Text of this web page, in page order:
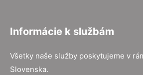
Informácie k službám
Všetky naše služby poskytujeme v
Slovenska.